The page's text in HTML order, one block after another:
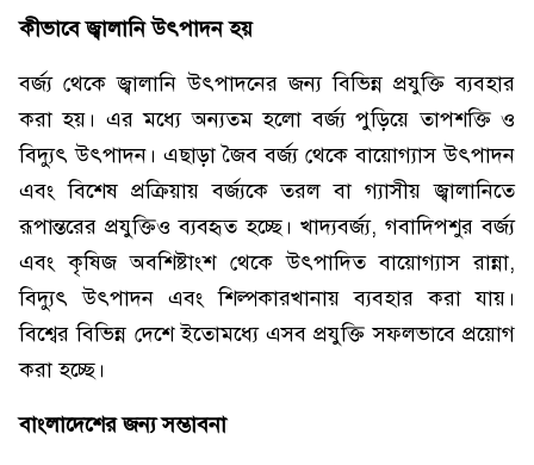
কীভাবে জ্বালানি উৎপাদন হয়
বর্জ্য থেকে জ্বালানি উৎপাদনের জন্য বিভিন্ন প্রযুক্তি ব্যবহার
করা হয়। এর মধ্যে অন্যতম হলো বর্জ্য পুড়িয়ে তাপশক্তি ও
বিদ্যুৎ উৎপাদন। এছাড়া জৈব বর্জ্য থেকে বায়োগ্যাস উৎপাদন
এবং বিশেষ প্রক্রিয়ায় বর্জ্যকে তরল বা গ্যাসীয় জ্বালানিতে
রূপান্তরের প্রযুক্তিও ব্যবহৃত হচ্ছে। খাদ্যবর্জ্য, গবাদিপশুর বর্জ্য
এবং কৃষিজ অবশিষ্টাংশ থেকে উৎপাদিত বায়োগ্যাস রান্না,
বিদ্যুৎ উৎপাদন এবং শিল্পকারখানায় ব্যবহার করা যায়।
বিশ্বের বিভিন্ন দেশে ইতোমধ্যে এসব প্রযুক্তি সফলভাবে প্রয়োগ
করা হচ্ছে।
বাংলাদেশের জন্য সম্ভাবনা